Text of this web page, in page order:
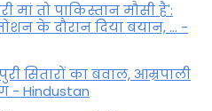
तो पाकिस्तान मौसी है':
के दौरान दिया बयान, ... -
सितारों का बवाल, आम्रपाली
- Hindustan